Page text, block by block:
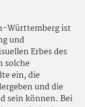
Württemberg ist
und
Erbes des
solche
ein, die
und die
sein können. Bei